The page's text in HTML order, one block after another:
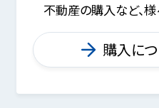
不動産の購入など、
購入に